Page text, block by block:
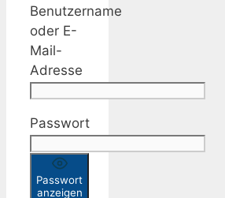
Benutzername
oder E-
Mail-
Adresse
Passwort
Passwort
anzeigen